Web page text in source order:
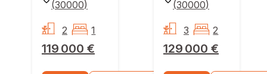
(30000)
119 000 €
2 1
(30000)
129 000 €
3 2